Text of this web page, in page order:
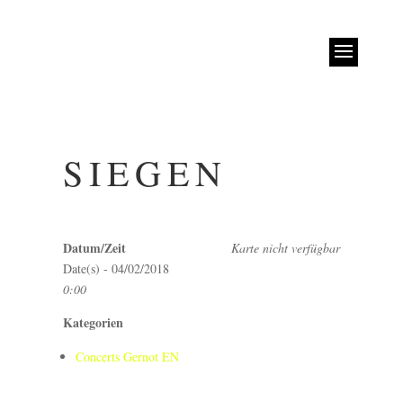
SIEGEN
Karte nicht verfügbar
Datum/Zeit
Date(s) - 04/02/2018
0:00
Kategorien
Concerts Gernot EN